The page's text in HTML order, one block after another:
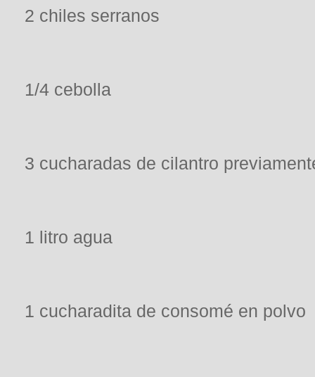
2 chiles serranos
1/4 cebolla
3 cucharadas de cilantro
1 litro agua
1 cucharadita de consomé en polvo